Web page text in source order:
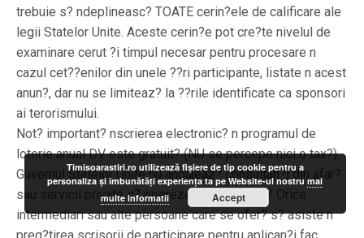
trebuie s? ndeplineasc? TOATE cerin?ele de calificare ale
legii Statelor Unite. Aceste cerin?e pot cre?te nivelul de
examinare cerut ?i timpul necesar pentru procesare n
cazul cet??enilor din unele ??ri participante, listate n acest
anun?, dar nu se limiteaz? la ??rile identificate ca sponsori
ai terorismului.
Not? important? nscrierea electronic? n programul de
loterie anual DV este gratuit? (NU se percepe nici o tax?).
Guvernul Statelor Unite nu angajeaz? consultan?i din afar?
sau servicii private s? opereze programul DV. Orice
intermediari sau alte persoane care se ofer? s? asiste n
Timisoarastiri.ro utilizează fişiere de tip cookie pentru a
personaliza și îmbunătăți experiența ta pe Website-ul nostrumai
multe informatii
Accept